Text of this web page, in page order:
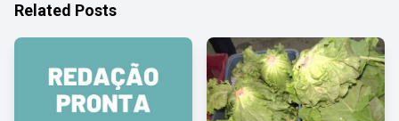
Related Posts